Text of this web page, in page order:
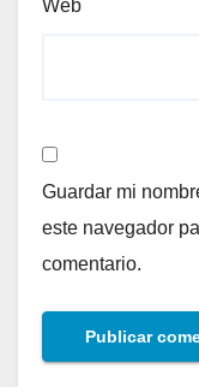
Web
Guardar mi
este navegador
comentario.